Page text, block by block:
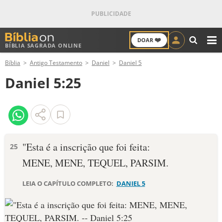
BÍBLIA SAGRADA ONLINE
DOAR ❤️
ANTIGO TESTAMENTO
NOVO TESTAMENTO
VERSÍCULOS
PALAVRA DO DIA
DEVOCIONAL DIÁRIO
Bíblia Antigo Testamento Daniel Daniel 5
Daniel 5:25
25 "Esta é a inscrição que foi feita:
MENE, MENE, TEQUEL, PARSIM.
LEIA O CAPÍTULO COMPLETO: DANIEL 5